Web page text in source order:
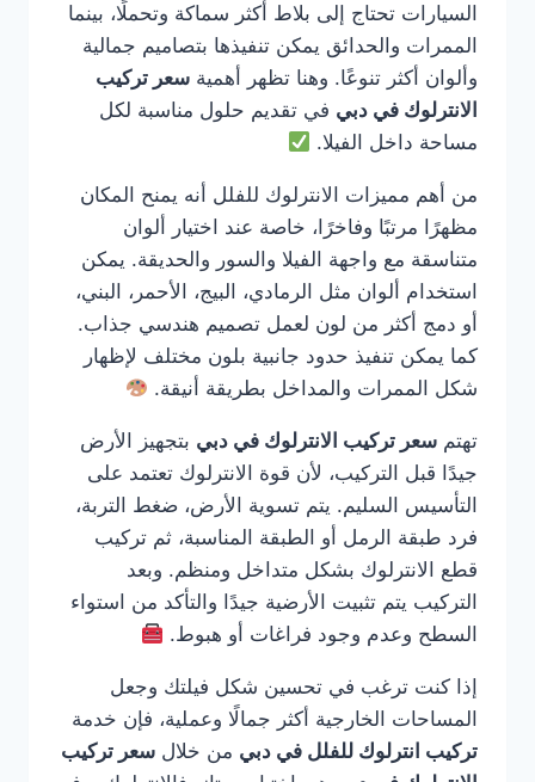
السيارات تحتاج إلى بلاط أكثر سماكة وتحملًا، بينما
الممرات والحدائق يمكن تنفيذها بتصاميم جمالية
وألوان أكثر تنوعًا. وهنا تظهر أهمية سعر تركيب
الانترلوك في دبي في تقديم حلول مناسبة لكل
مساحة داخل الفيلا.
من أهم مميزات الانترلوك للفلل أنه يمنح المكان
مظهرًا مرتبًا وفاخرًا، خاصة عند اختيار ألوان
متناسقة مع واجهة الفيلا والسور والحديقة. يمكن
استخدام ألوان مثل الرمادي، البيج، الأحمر، البني،
أو دمج أكثر من لون لعمل تصميم هندسي جذاب.
كما يمكن تنفيذ حدود جانبية بلون مختلف لإظهار
شكل الممرات والمداخل بطريقة أنيقة.
تهتم سعر تركيب الانترلوك في دبي بتجهيز الأرض
جيدًا قبل التركيب، لأن قوة الانترلوك تعتمد على
التأسيس السليم. يتم تسوية الأرض، ضغط التربة،
فرد طبقة الرمل أو الطبقة المناسبة، ثم تركيب
قطع الانترلوك بشكل متداخل ومنظم. وبعد
التركيب يتم تثبيت الأرضية جيدًا والتأكد من استواء
السطح وعدم وجود فراغات أو هبوط.
إذا كنت ترغب في تحسين شكل فيلتك وجعل
المساحات الخارجية أكثر جمالًا وعملية، فإن خدمة
تركيب انترلوك للفلل في دبي من خلال سعر تركيب